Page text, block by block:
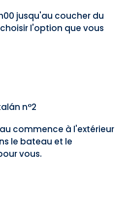
jusqu'au coucher du
l'option que vous
n°2
commence à l'extérieur
le bateau et le
vous.